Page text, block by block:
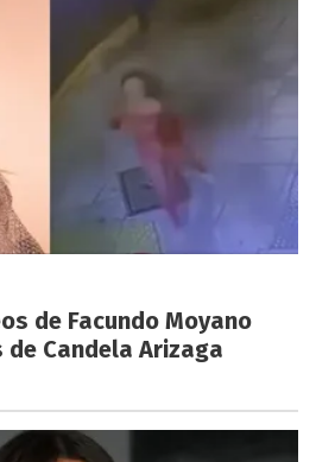
de Facundo Moyano
Candela Arizaga